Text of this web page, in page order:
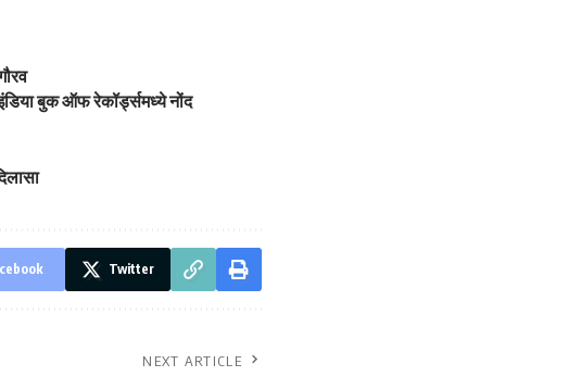
बुक ऑफ रेकॉर्ड्समध्ये नोंद
Twitter
NEXT ARTICLE